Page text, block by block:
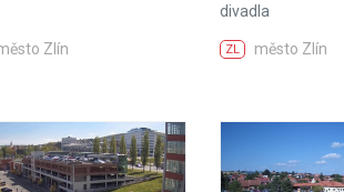
Zlín
divadla
ZL město Zlín